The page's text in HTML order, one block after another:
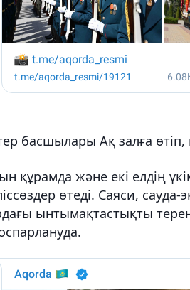
басшылары Ақ залға өтіп,
құрамда және екі елдің
өтеді. Саяси,
ынтымақтастықты